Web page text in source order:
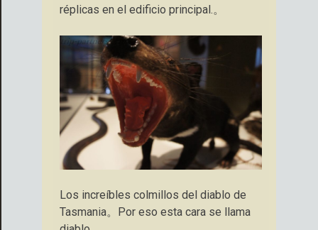
réplicas en el edificio principal.。
Los increíbles colmillos del diablo de
Tasmania。Por eso esta cara se llama